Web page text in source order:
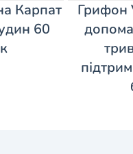
Карпат
60
Грифон